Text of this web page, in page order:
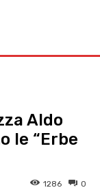
Aldo
le “Erbe
0
1286